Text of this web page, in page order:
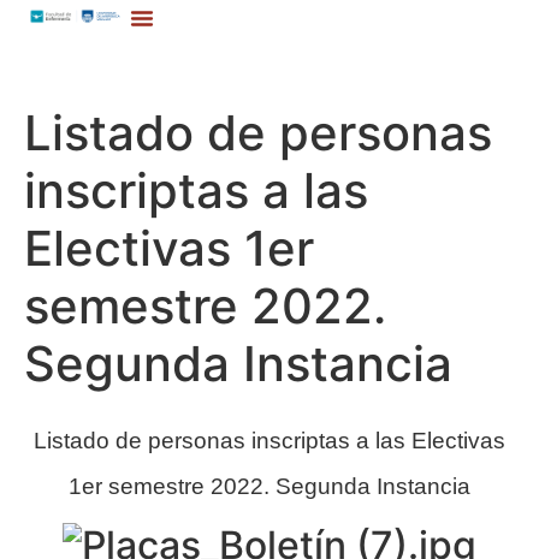
Listado de personas
inscriptas a las
Electivas 1er
semestre 2022.
Segunda Instancia
Listado de personas inscriptas a las Electivas
1er semestre 2022. Segunda Instancia